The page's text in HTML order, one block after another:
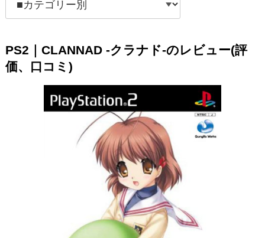
PS2｜CLANNAD -クラナド-のレビュー(評
価、口コミ)